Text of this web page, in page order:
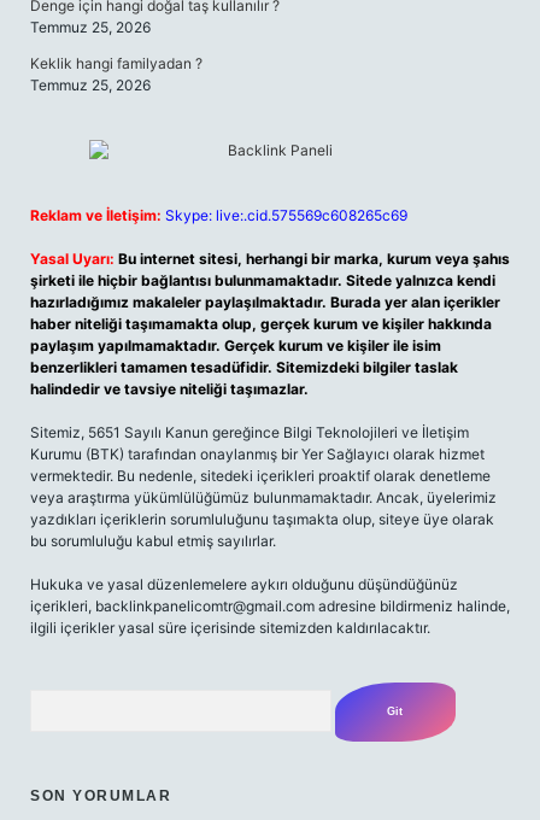
Denge için hangi doğal taş kullanılır ?
Temmuz 25, 2026
Keklik hangi familyadan ?
Temmuz 25, 2026
Reklam ve İletişim: Skype: live:.cid.575569c608265c69
Yasal Uyarı: Bu internet sitesi, herhangi bir marka, kurum veya şahıs
şirketi ile hiçbir bağlantısı bulunmamaktadır. Sitede yalnızca kendi
hazırladığımız makaleler paylaşılmaktadır. Burada yer alan içerikler
haber niteliği taşımamakta olup, gerçek kurum ve kişiler hakkında
paylaşım yapılmamaktadır. Gerçek kurum ve kişiler ile isim
benzerlikleri tamamen tesadüfidir. Sitemizdeki bilgiler taslak
halindedir ve tavsiye niteliği taşımazlar.
Sitemiz, 5651 Sayılı Kanun gereğince Bilgi Teknolojileri ve İletişim
Kurumu (BTK) tarafından onaylanmış bir Yer Sağlayıcı olarak hizmet
vermektedir. Bu nedenle, sitedeki içerikleri proaktif olarak denetleme
veya araştırma yükümlülüğümüz bulunmamaktadır. Ancak, üyelerimiz
yazdıkları içeriklerin sorumluluğunu taşımakta olup, siteye üye olarak
bu sorumluluğu kabul etmiş sayılırlar.
Hukuka ve yasal düzenlemelere aykırı olduğunu düşündüğünüz
içerikleri, backlinkpanelicomtr@gmail.com adresine bildirmeniz halinde,
ilgili içerikler yasal süre içerisinde sitemizden kaldırılacaktır.
SON YORUMLAR